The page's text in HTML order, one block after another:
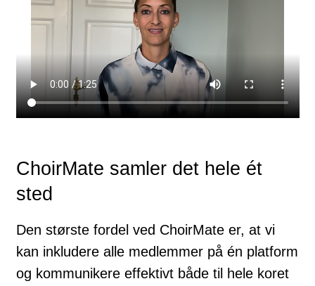
ChoirMate samler det hele ét
sted
Den største fordel ved ChoirMate er, at vi
kan inkludere alle medlemmer på én platform
og kommunikere effektivt både til hele koret